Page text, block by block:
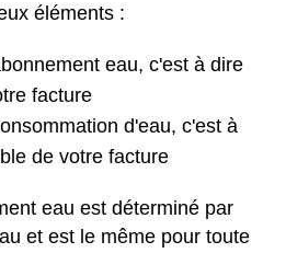
éléments :
eau, c'est à dire
facture
d'eau, c'est à
de votre facture
eau est déterminé par
et est le même pour toute